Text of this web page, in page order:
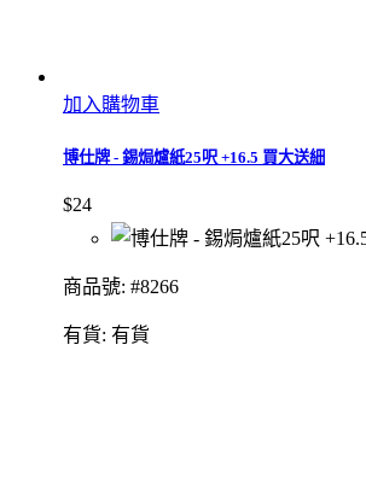
加入購物車
博仕牌 - 錫焗爐紙25呎 +16.5 買大送細
$24
商品號: #8266
有貨: 有貨